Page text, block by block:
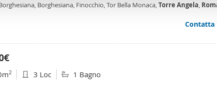
contenuti ed annunci, per fornire funzionalità dei
Condividiamo inoltre informazioni sul modo in cui utilizza il
di analisi dei dati web, pubblicità e social media, i quali
che ha fornito loro o che hanno raccolto dal suo utilizzo
tramite una scala in legno si giunge al piano
Borghesiana, Finocchio, Tor Bella Monaca,Torre Angela,
Contatta
2 3 Loc 1 Bagno